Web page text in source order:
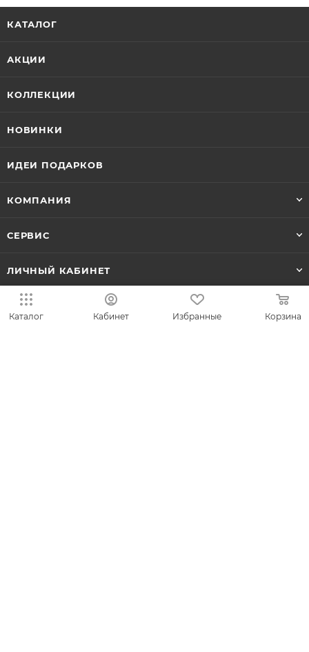
КАТАЛОГ
АКЦИИ
КОЛЛЕКЦИИ
НОВИНКИ
ИДЕИ ПОДАРКОВ
КОМПАНИЯ
СЕРВИС
ЛИЧНЫЙ КАБИНЕТ
8-800-700-50-69
Каталог Кабинет Избранные Корзина